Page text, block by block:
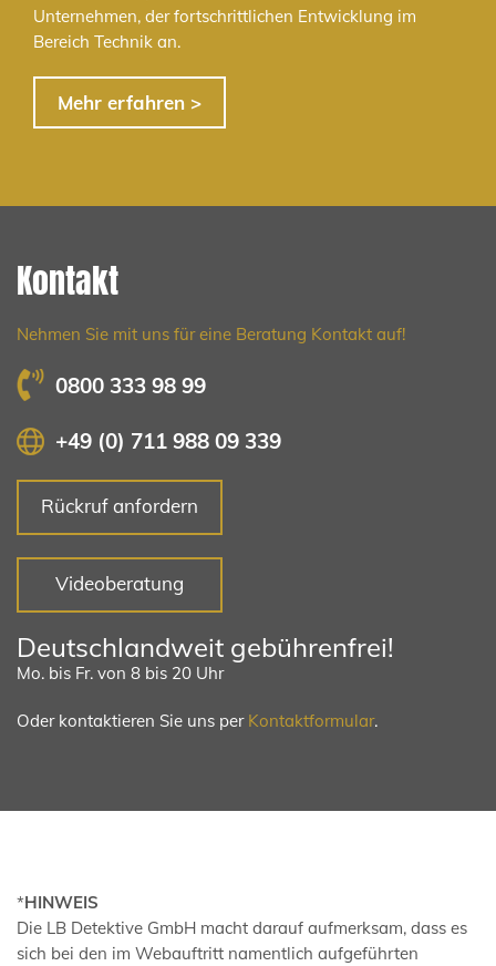
Unternehmen, der fortschrittlichen Entwicklung im
Bereich Technik an.
Mehr erfahren >
Kontakt
Nehmen Sie mit uns für eine Beratung Kontakt auf!
0800 333 98 99
+49 (0) 711 988 09 339
Rückruf anfordern
Videoberatung
Deutschlandweit gebührenfrei!
Mo. bis Fr. von 8 bis 20 Uhr
Oder kontaktieren Sie uns per Kontaktformular.
*HINWEIS
Die LB Detektive GmbH macht darauf aufmerksam, dass es
sich bei den im Webauftritt namentlich aufgeführten